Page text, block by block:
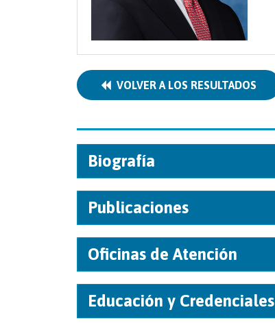
VOLVER A LOS RESULTADOS
Biografía
Publicaciones
Oficinas de Atención
Educación y Credenciales